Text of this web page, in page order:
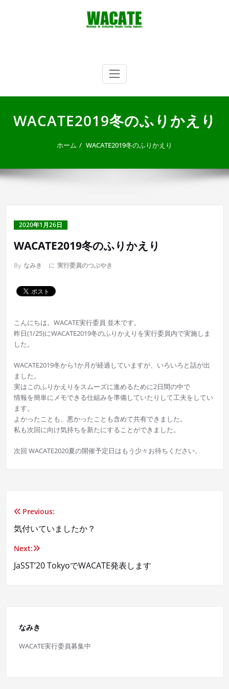
WACATE2019冬のふりかえり
ホーム WACATE2019冬のふりかえり
2020年1月26日
WACATE2019冬のふりかえり
By なみき に 実行委員のつぶやき
こんにちは。WACATE実行委員 並木です。
昨日(1/25)にWACATE2019冬のふりかえりを実行委員内で実施しま
した。
WACATE2019冬から1か月が経過していますが、いろいろと話が出
ました。
実はこのふりかえりをスムーズに進めるために2日間の中で
情報を簡単にメモできる仕組みを準備していたりして工夫をしてい
ます。
よかったことも、悪かったことも含めて共有できました。
私も次回に向け気持ちを新たにすることができました。
次回 WACATE2020夏の開催予定日はもう少々お待ちください。
投
稿
ナ
ー
シ
Previous:
気付いていましたか？
Next:
JaSST’20 TokyoでWACATE発表します
なみき
WACATE実行委員募集中